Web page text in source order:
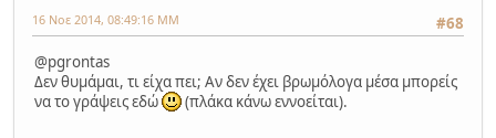
#68
16 Νοε 2014, 08:49:16 ΜΜ
@pgrontas
Δεν θυμάμαι, τι είχα πει; Αν δεν έχει βρωμόλογα μέσα μπορείς
να το γράψεις εδώ
(πλάκα κάνω εννοείται).